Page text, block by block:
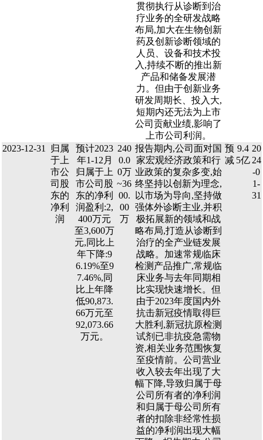
贯彻执行从诊断到治
疗业务的全研发战略
布局,加大在生物创新
药及创新诊断领域的
人员、设备和技术投
入,持续不断的推出新
产品和储备发展潜
力。但由于创新业务
研发周期长、投入大,
短期内还无法为上市
公司贡献业绩,影响了
上市公司利润。
2023-12-31
归属
于上
市公
司股
东的
净利
润
预计2023
年1-12月
归属于上
市公司股
东的净利
润盈利:2,
400万元
至3,600万
元,同比上
年下降:9
6.19%至9
7.46%,同
比上年降
低90,873.
66万元至
92,073.66
万元。
240
0.0
0万
~36
00.
00
万
报告期内,公司面对国
家宏观经济政策和行
业政策的复杂多变,始
终坚持以创新为理念,
以市场为导向,坚持做
强体外诊断主业,并积
极拓展新的领域和战
略布局,打造从诊断到
治疗的全产业链发展
战略。加速常规临床
检测产品推广,常规临
床业务与去年同期相
比实现快速增长。但
由于2023年度国内外
抗击新冠疫情取得巨
大胜利,新冠抗原检测
试剂已非抗疫急需物
资,相关业务范围恢复
至疫情前。公司营业
收入较去年出现了大
幅下降,导致归属于母
公司所有者的净利润
和归属于母公司所有
者的扣除非经常性损
益的净利润出现大幅
预
减
9.4
5亿
20
24
-0
1-
31